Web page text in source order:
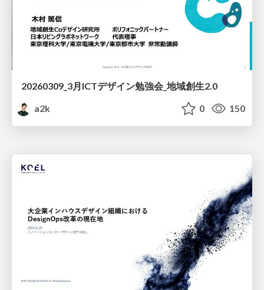
20260309_3月ICTデザイン勉強会_地域創生2.0
a2k
0 150